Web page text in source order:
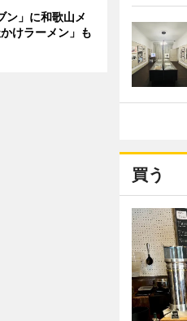
買う
ン」に和歌山メ
けラーメン」も